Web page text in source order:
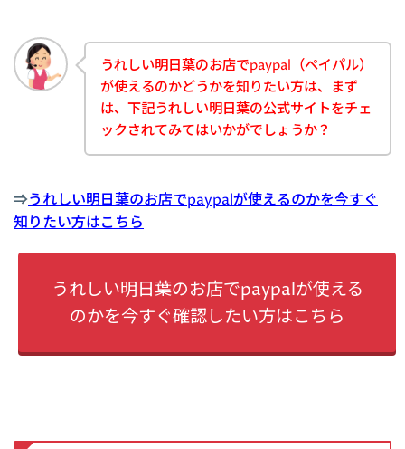
うれしい明日葉のお店でpaypal（ペイパル）
が使えるのかどうかを知りたい方は、まず
は、下記うれしい明日葉の公式サイトをチェ
ックされてみてはいかがでしょうか？
⇒うれしい明日葉のお店でpaypalが使えるのかを今すぐ
知りたい方はこちら
うれしい明日葉のお店でpaypalが使える
のかを今すぐ確認したい方はこちら